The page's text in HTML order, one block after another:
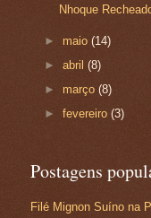
Nhoque
► maio(14)
►abril(8)
► março(8)
►fevereiro(3)
Postagens
Filé Mignon Suíno na